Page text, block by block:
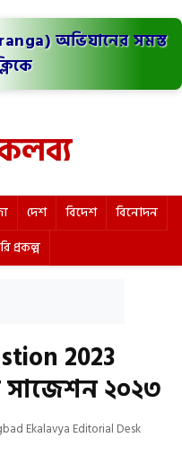
অভিযানের সমস্ত
দেশ বিদেশ
বিনোদন
প্রকল্প
2023
সাজেশন ২০২৩
Ekalavya Editorial Desk